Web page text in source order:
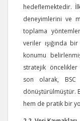
hedeflemektedir.
deneyimlerini ve
toplama
veriler ışığında
konumu
stratejik öncelikler
son olarak,
dönüştürülmüştür.
hem de pratik bir